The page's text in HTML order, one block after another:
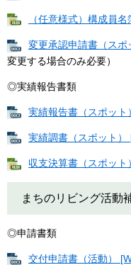
（任意様式）構成員
変更承認申請書（ス
変更する場合のみ必要）​
◎実績報告書類
実績報告書（スポッ
実績調書（スポット
収支決算書（スポッ
まちのリビング活動
◎申請書類
交付申請書（活動）